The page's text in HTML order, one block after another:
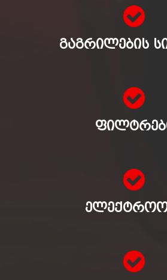
ᲒᲐᲒᲠᲘᲚᲔᲑᲘᲡ